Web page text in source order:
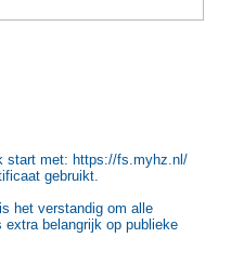
start met: https://fs.myhz.nl/
gebruikt.
het verstandig om alle
belangrijk op publieke